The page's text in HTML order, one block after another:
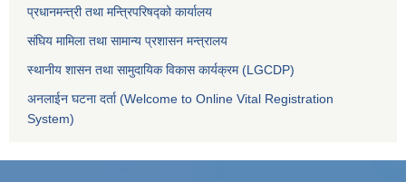
प्रधानमन्त्री तथा मन्त्रिपरिषद्को कार्यालय
संघिय मामिला तथा सामान्य प्रशासन मन्त्रालय
स्थानीय शासन तथा सामुदायिक विकास कार्यक्रम (LGCDP)
अनलाईन घटना दर्ता (Welcome to Online Vital Registration
System)